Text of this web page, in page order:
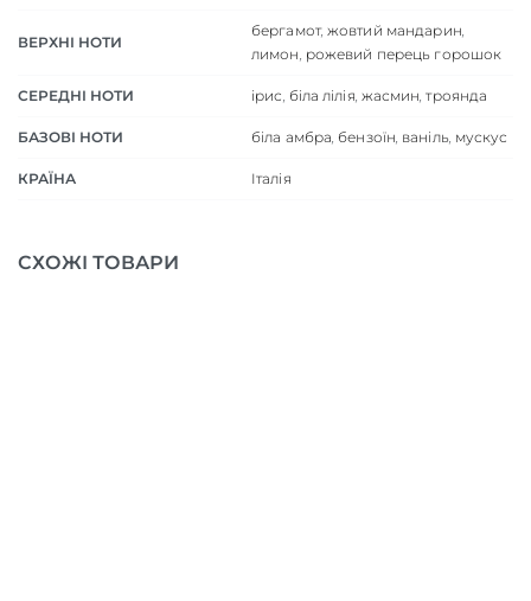
ВЕРХНІ НОТИ
бергамот, жовтий мандарин,
лимон, рожевий перець горошок
СЕРЕДНІ НОТИ ірис, біла лілія, жасмин,троянда
БАЗОВІ НОТИ біла амбра, бензоїн, ваніль, мускус
КРАЇНА Італія
СХОЖІ ТОВАРИ